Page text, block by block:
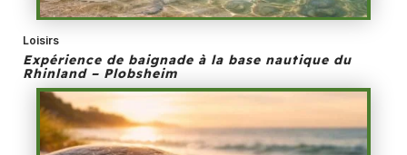
Loisirs
Expérience de baignade à la base nautique du
Rhinland – Plobsheim